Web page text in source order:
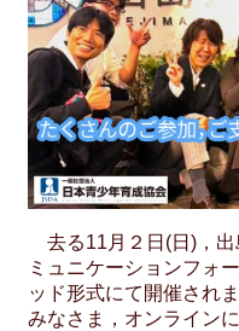
去る11月２日(日)，出
ミュニケーションフォ
ッド形式にて開催され
みなさま，オンライン